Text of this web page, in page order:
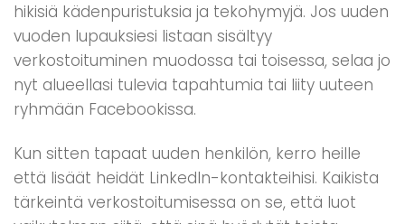
hikisiä kädenpuristuksia ja tekohymyjä. Jos uuden
vuoden lupauksiesi listaan sisältyy
verkostoituminen muodossa tai toisessa, selaa jo
nyt alueellasi tulevia tapahtumia tai liity uuteen
ryhmään Facebookissa.
Kun sitten tapaat uuden henkilön, kerro heille
että lisäät heidät LinkedIn-kontakteihisi. Kaikista
tärkeintä verkostoitumisessa on se, että luot